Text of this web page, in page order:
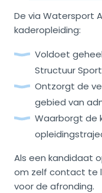
De via Watersport
kaderopleiding:
Voldoet
Structuur Sport
Ontzorgt de
gebied van
Waarborgt de
Als een kandidaat
om zelf contact te
voor de afronding.